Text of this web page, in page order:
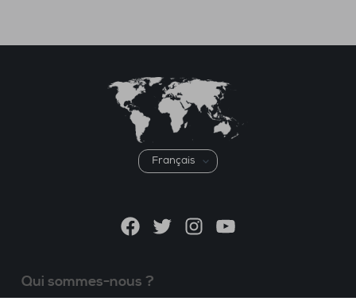
Choisir
une
FacebookTwitterInstagramYouTube
Qui sommes-nous ?